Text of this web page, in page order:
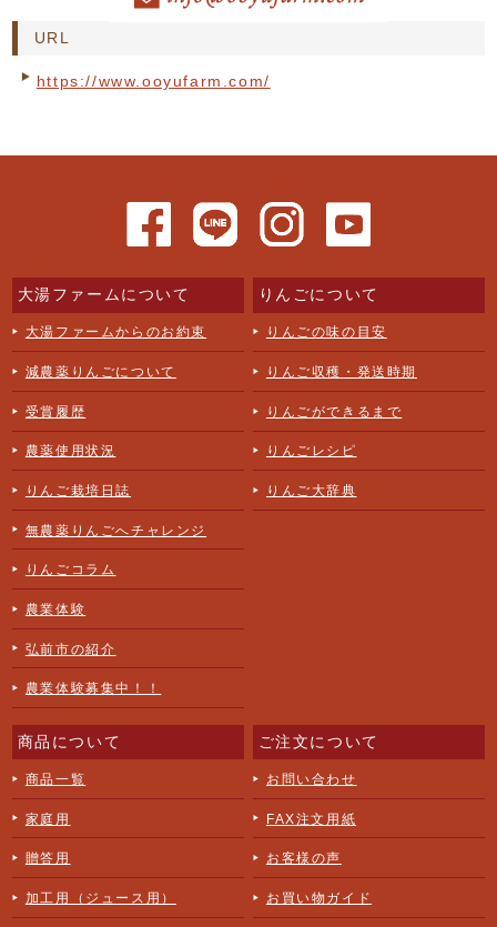
URL
https://www.ooyufarm.com/
大湯ファームについて
大湯ファームからのお約束
減農薬りんごについて
受賞履歴
農薬使用状況
りんご栽培日誌
無農薬りんごへチャレンジ
りんごコラム
農業体験
弘前市の紹介
農業体験募集中！！
りんごについて
りんごの味の目安
りんご収穫・発送時期
りんごができるまで
りんごレシピ
りんご大辞典
商品について
商品一覧
家庭用
贈答用
加工用（ジュース用）
ご注文について
お問い合わせ
FAX注文用紙
お客様の声
お買い物ガイド